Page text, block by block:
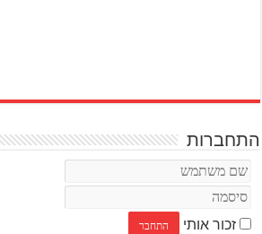
התחברות
זכור אותי